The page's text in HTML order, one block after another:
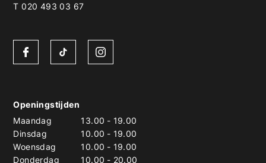
T 020 493 03 67
Openingstijden
Maandag
13.00 - 19.00
Dinsdag
10.00 - 19.00
Woensdag
10.00 - 19.00
Donderdag
10.00 - 20.00